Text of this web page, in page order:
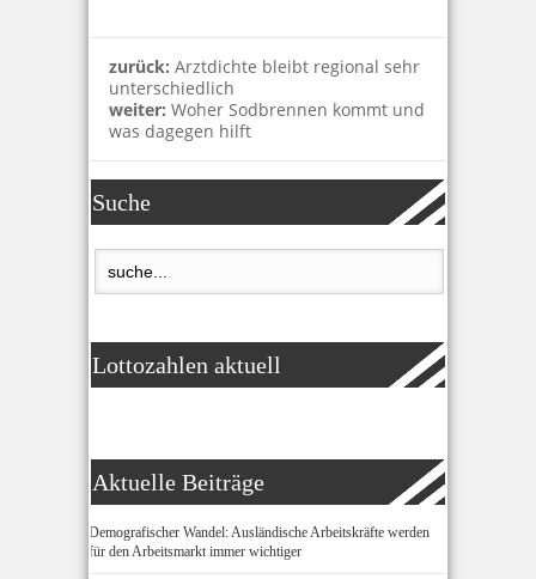
zurück: Arztdichte bleibt regional sehr
unterschiedlich
weiter: Woher Sodbrennen kommt und
was dagegen hilft
Suche
Lottozahlen aktuell
Aktuelle Beiträge
Demografischer Wandel: Ausländische Arbeitskräfte werden
für den Arbeitsmarkt immer wichtiger